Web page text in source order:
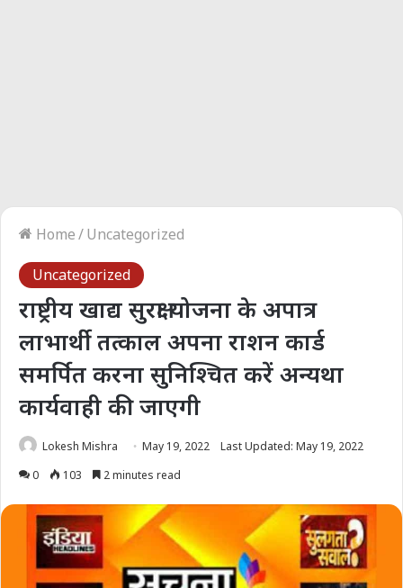
Home/Uncategorized
Uncategorized
राष्ट्रीय खाद्य सुरक्षा योजना के अपात्र
लाभार्थी तत्काल अपना राशन कार्ड
समर्पित करना सुनिश्चित करें अन्यथा
कार्यवाही की जाएगी
Lokesh Mishra May 19, 2022
Last Updated: May 19, 2022
0
103 2 minutes read